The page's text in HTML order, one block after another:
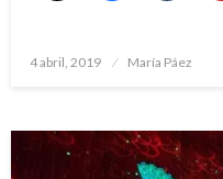
Publicado
4 abril, 2019 María Páez